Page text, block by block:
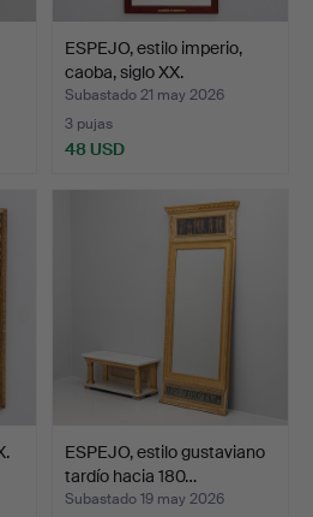
ESPEJO, estilo imperio,
caoba, siglo XX.
Subastado 21 may 2026
3 pujas
48 USD
ESPEJO, estilo gustaviano
tardío hacia 180…
Subastado 19 may 2026